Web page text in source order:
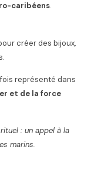
caribéens.
créer des bijoux,
représenté dans
et de la force
: un appel à la
marins.